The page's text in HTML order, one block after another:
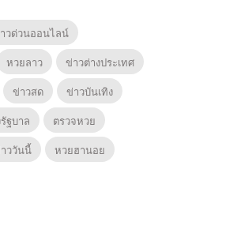
วด่วนออนไลน์
หวยลาว
ข่าวต่างประเทศ
ข่าวสด
ข่าวบันเทิง
ฐบาล
ตรวจหวย
ววันนี้ หวยฮานอย